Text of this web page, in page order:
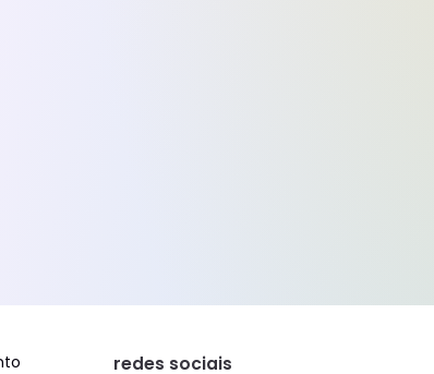
redes sociais